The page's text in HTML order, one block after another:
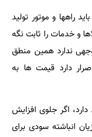
راهها و موتور تولید
و خدمات را ثابت نگه
ندارد همین منطق
دارد قیمت ها به
اگر جلوی افزایش
انباشته سودی برای